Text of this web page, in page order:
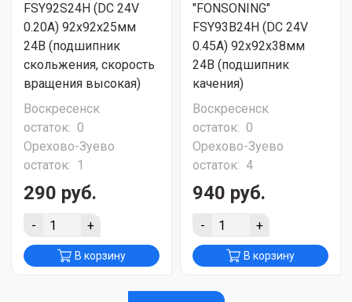
FSY92S24H (DC 24V
0.20A) 92х92х25мм
24В (подшипник
скольжения, скорость
вращения высокая)
Воскресенск
остаток: 0
Орехово-Зуево
остаток: 1
290 руб.
- +
В корзину
"FONSONING"
FSY93B24H (DC 24V
0.45A) 92х92х38мм
24В (подшипник
качения)
Воскресенск
остаток: 0
Орехово-Зуево
остаток: 4
940 руб.
- +
В корзину